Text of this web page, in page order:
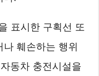
표시한 구획선 또
훼손하는 행위
동차 충전시설을